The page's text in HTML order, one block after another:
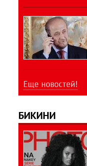
Еще новостей!
БИКИНИ